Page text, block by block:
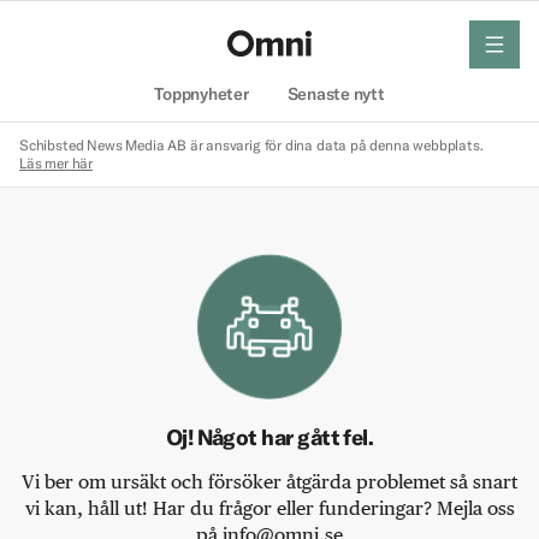
Toppnyheter Senaste nytt
meny
Schibsted News Media AB är ansvarig för dina data på denna webbplats.
Läs mer här
Oj! Något har gått fel.
Vi ber om ursäkt och försöker åtgärda problemet så snart
vi kan, håll ut! Har du frågor eller funderingar? Mejla oss